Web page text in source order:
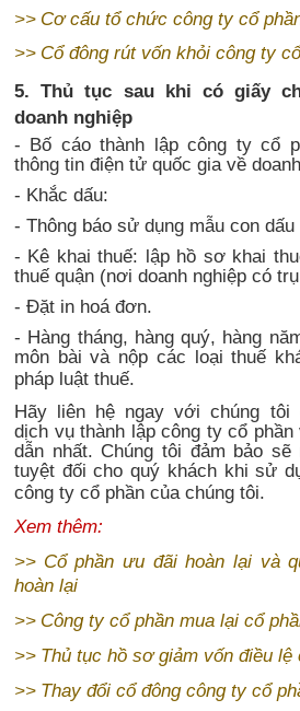
>> Cơ cấu tổ chức công ty cổ
>> Cổ đông rút vốn khỏi công ty
5. Thủ tục sau khi có giấy
doanh nghiệp
- Bố cáo thành lập công ty cổ
thông tin điện tử quốc gia về
- Khắc dấu:
- Thông báo sử dụng mẫu con dấu
- Kê khai thuế: lập hồ sơ khai
thuế quận (nơi doanh nghiệp có
- Đặt in hoá đơn.
- Hàng tháng, hàng quý, hàng
môn bài và nộp các loại thuế
pháp luật thuế.
Hãy liên hệ ngay với chúng tôi
dịch vụ thành lập công ty cổ phần
dẫn nhất. Chúng tôi đảm bảo
tuyệt đối cho quý khách khi sử
công ty cổ phần của chúng tôi.
Xem thêm:
>> Cổ phần ưu đãi hoàn lại và
hoàn lại
>> Công ty cổ phần mua lại cổ
>> Thủ tục hồ sơ giảm vốn điều lệ
>> Thay đổi cổ đông công ty cổ